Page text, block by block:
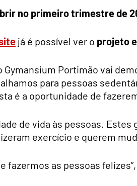
no primeiro trimestre de
já é possível ver o projeto
Gymansium Portimão vai
para pessoas
é a oportunidade de
de vida às pessoas.
exercício e querem
fazermos as pessoas